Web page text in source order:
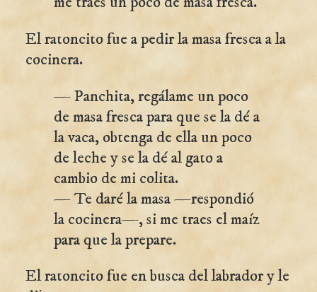
El ratoncito fue a pedir la masa fresca a la
cocinera.
— Panchita, regálame un poco
de masa fresca para que se la dé a
la vaca, obtenga de ella un poco
de leche y se la dé al gato a
cambio de mi colita.
— Te daré la masa —respondió
la cocinera—, si me traes el maíz
para que la prepare.
El ratoncito fue en busca del labrador y le